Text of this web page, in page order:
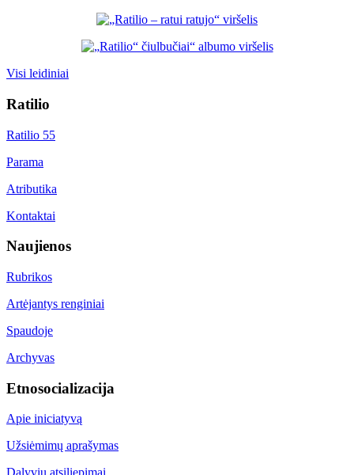
Visi leidiniai
Ratilio
Ratilio 55
Parama
Atributika
Kontaktai
Naujienos
Rubrikos
Artėjantys renginiai
Spaudoje
Archyvas
Etnosocializacija
Apie iniciatyvą
Užsiėmimų aprašymas